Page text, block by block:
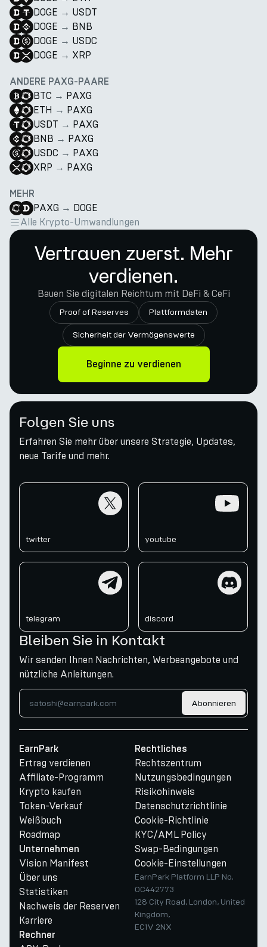
DOGE → USDT
DOGE → BNB
DOGE → USDC
DOGE → XRP
ANDERE PAXG-PAARE
BTC → PAXG
ETH → PAXG
USDT → PAXG
BNB → PAXG
USDC → PAXG
XRP → PAXG
MEHR
PAXG → DOGE
Alle Krypto-Umwandlungen
Vertrauen zuerst. Mehr
verdienen.
Bauen Sie digitalen Reichtum mit DeFi & CeFi
Proof of Reserves Plattformdaten
Sicherheit der Vermögenswerte
Beginne zu verdienen
Folgen Sie uns
Erfahren Sie mehr über unsere Strategie, Updates,
neue Tarife und mehr.
twitter youtube
telegram discord
Bleiben Sie in Kontakt
Wir senden Ihnen Nachrichten, Werbeangebote und
nützliche Anleitungen.
Abonnieren
EarnPark
Ertrag verdienen
Affiliate-Programm
Krypto kaufen
Token-Verkauf
Weißbuch
Roadmap
Unternehmen
Vision Manifest
Über uns
Statistiken
Nachweis der Reserven
Karriere
Rechner
Rechtliches
Rechtszentrum
Nutzungsbedingungen
Risikohinweis
Datenschutzrichtlinie
Cookie-Richtlinie
KYC/AML Policy
Swap-Bedingungen
Cookie-Einstellungen
EarnPark Platform LLP No.
OC442773
128 City Road, London, United
Kingdom,
EC1V 2NX